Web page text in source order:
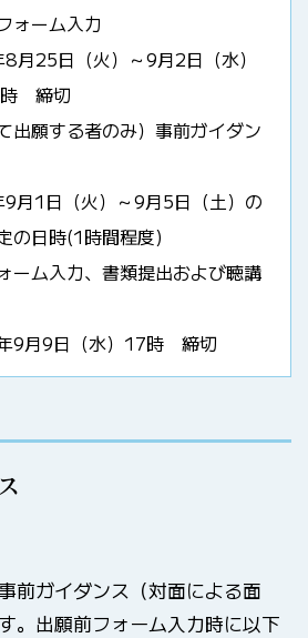
ォーム入力
月25日（火）～9月2日（水）
締切
出願する者のみ）事前ガイダン
月1日（火）～9月5日（土）の
の日時(1時間程度)
ーム入力、書類提出および聴講
月9日（水）17時 締切
前ガイダンス（対面による面
。出願前フォーム入力時に以下